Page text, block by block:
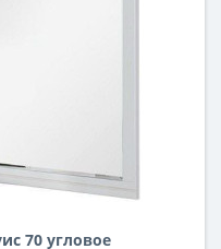
70 угловое